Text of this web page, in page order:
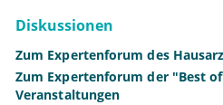
Diskussionen
Zum Expertenforum des
Zum Expertenforum der "Best
Veranstaltungen